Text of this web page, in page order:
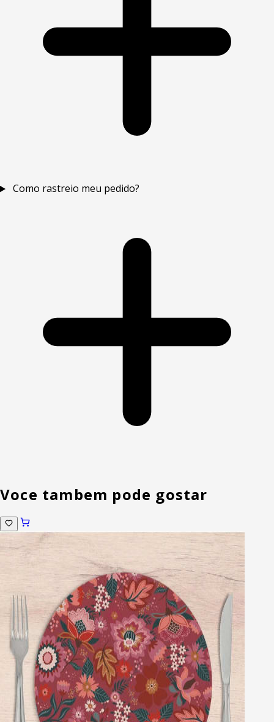
Como rastreio meu pedido?
Voce tambem pode gostar